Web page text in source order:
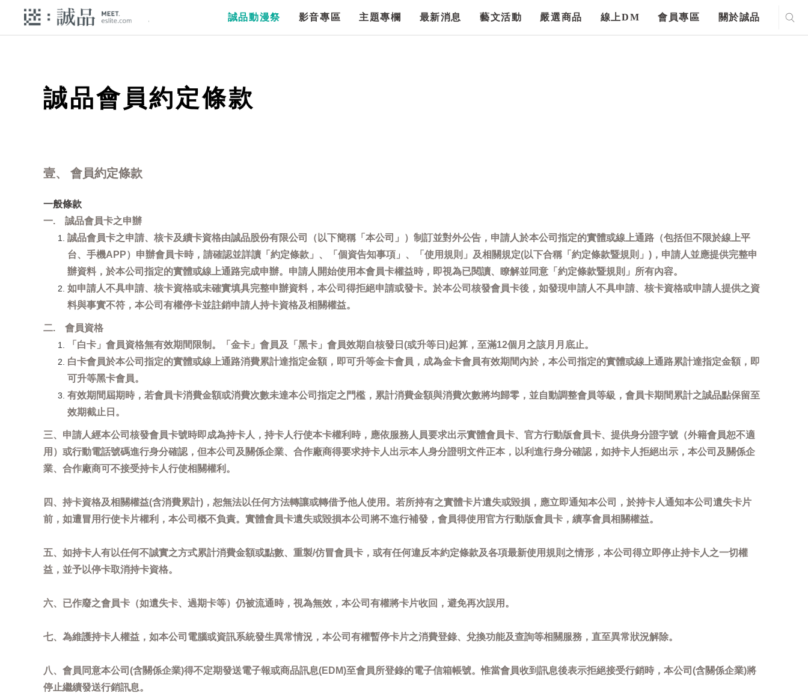
誠品動漫祭 影音專區 主題專欄 最新消息 藝文活動 嚴選商品 線上DM 會員專區 關於誠品
誠品會員約定條款
壹、 會員約定條款
一般條款
一. 誠品會員卡之申辦
誠品會員卡之申請、核卡及續卡資格由誠品股份有限公司（以下簡稱「本公司」）制訂並對外公告，申請人於本公司指定的實體或線上通路（包括但不限於線上平
台、手機APP）申辦會員卡時，請確認並詳讀「約定條款」、「個資告知事項」、「使用規則」及相關規定(以下合稱「約定條款暨規則」)，申請人並應提供完整申
辦資料，於本公司指定的實體或線上通路完成申辦。申請人開始使用本會員卡權益時，即視為已閱讀、瞭解並同意「約定條款暨規則」所有內容。
如申請人不具申請、核卡資格或未確實填具完整申辦資料，本公司得拒絕申請或發卡。於本公司核發會員卡後，如發現申請人不具申請、核卡資格或申請人提供之資
料與事實不符，本公司有權停卡並註銷申請人持卡資格及相關權益。
二. 會員資格
「白卡」會員資格無有效期間限制。「金卡」會員及「黑卡」會員效期自核發日(或升等日)起算，至滿12個月之該月月底止。
白卡會員於本公司指定的實體或線上通路消費累計達指定金額，即可升等金卡會員，成為金卡會員有效期間內於，本公司指定的實體或線上通路累計達指定金額，即
可升等黑卡會員。
有效期間屆期時，若會員卡消費金額或消費次數未達本公司指定之門檻，累計消費金額與消費次數將均歸零，並自動調整會員等級，會員卡期間累計之誠品點保留至
效期截止日。
三、申請人經本公司核發會員卡號時即成為持卡人，持卡人行使本卡權利時，應依服務人員要求出示實體會員卡、官方行動版會員卡、提供身分證字號（外籍會員恕不適
用）或行動電話號碼進行身分確認，但本公司及關係企業、合作廠商得要求持卡人出示本人身分證明文件正本，以利進行身分確認，如持卡人拒絕出示，本公司及關係企
業、合作廠商可不接受持卡人行使相關權利。
四、持卡資格及相關權益(含消費累計)，恕無法以任何方法轉讓或轉借予他人使用。若所持有之實體卡片遺失或毀損，應立即通知本公司，於持卡人通知本公司遺失卡片
前，如遭冒用行使卡片權利，本公司概不負責。實體會員卡遺失或毀損本公司將不進行補發，會員得使用官方行動版會員卡，續享會員相關權益。
五、如持卡人有以任何不誠實之方式累計消費金額或點數、重製/仿冒會員卡，或有任何違反本約定條款及各項最新使用規則之情形，本公司得立即停止持卡人之一切權
益，並予以停卡取消持卡資格。
六、已作廢之會員卡（如遺失卡、過期卡等）仍被流通時，視為無效，本公司有權將卡片收回，避免再次誤用。
七、為維護持卡人權益，如本公司電腦或資訊系統發生異常情況，本公司有權暫停卡片之消費登錄、兌換功能及查詢等相關服務，直至異常狀況解除。
八、會員同意本公司(含關係企業)得不定期發送電子報或商品訊息(EDM)至會員所登錄的電子信箱帳號。惟當會員收到訊息後表示拒絕接受行銷時，本公司(含關係企業)將
停止繼續發送行銷訊息。